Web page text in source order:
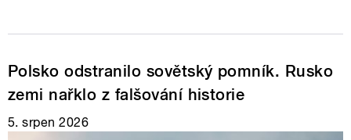
Polsko odstranilo sovětský pomník. Rusko
zemi nařklo z falšování historie
5. srpen 2026